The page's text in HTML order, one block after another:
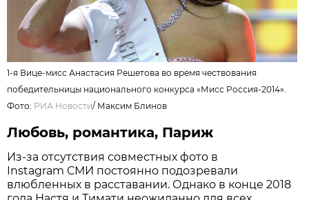
1-я Вице-мисс Анастасия Решетова во время чествования
победительницы национального конкурса «Мисс Россия-2014».
Фото: РИА Новости/ Максим Блинов
Любовь, романтика, Париж
Из-за отсутствия совместных фото в
Instagram СМИ постоянно подозревали
влюбленных в расставании. Однако в конце 2018